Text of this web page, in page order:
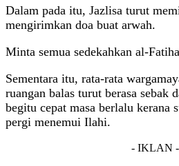
Dalam pada itu, Jazlisa turut
mengirimkan doa buat arwah.
Minta semua sedekahkan al-
Sementara itu, rata-rata
ruangan balas turut berasa sebak
begitu cepat masa berlalu kerana
pergi menemui Ilahi.
- IKLAN -